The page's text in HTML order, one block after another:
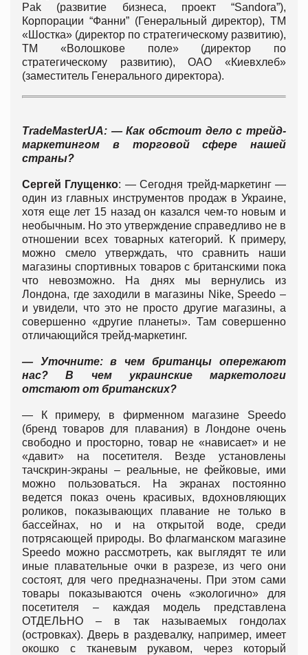
Pak (развитие бизнеса, проект “Sandora”),
Корпорации “Фанни” (Генеральный директор), ТМ
«Шостка» (директор по стратегическому развитию),
ТМ «Волошкове поле» (директор по
стратегическому развитию), ОАО «Киевхлеб»
(заместитель Генерального директора).
TradeMasterUA: — Как обстоит дело с трейд-
маркетингом в торговой сфере нашей
страны?
Сергей Глущенко: — Сегодня трейд-маркетинг —
один из главных инструментов продаж в Украине,
хотя еще лет 15 назад он казался чем-то новым и
необычным. Но это утверждение справедливо не в
отношении всех товарных категорий. К примеру,
можно смело утверждать, что сравнить наши
магазины спортивных товаров с британскими пока
что невозможно. На днях мы вернулись из
Лондона, где заходили в магазины Nike, Speedo –
и увидели, что это не просто другие магазины, а
совершенно «другие планеты». Там совершенно
отличающийся трейд-маркетинг.
— Уточните: в чем британцы опережают
нас? В чем украинские маркетологи
отстают от британских?
— К примеру, в фирменном магазине Speedo
(бренд товаров для плавания) в Лондоне очень
свободно и просторно, товар не «нависает» и не
«давит» на посетителя. Везде установлены
тачскрин-экраны – реальные, не фейковые, ими
можно пользоваться. На экранах постоянно
ведется показ очень красивых, вдохновляющих
роликов, показывающих плавание не только в
бассейнах, но и на открытой воде, среди
потрясающей природы. Во флагманском магазине
Speedo можно рассмотреть, как выглядят те или
иные плавательные очки в разрезе, из чего они
состоят, для чего предназначены. При этом сами
товары показываются очень «экологично» для
посетителя – каждая модель представлена
ОТДЕЛЬНО – в так называемых гондолах
(островках). Дверь в раздевалку, например, имеет
окошко с тканевым рукавом, через который